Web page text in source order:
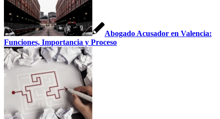
Abogado Acusador en Valencia:
Funciones, Importancia y Proceso